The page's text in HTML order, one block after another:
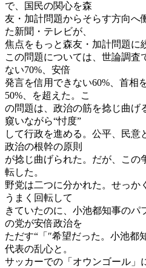
で、国民の関心を森
友・加計問題からそらす方向へ
た新聞・テレビが、
焦点をもっと森友・加計問題に
この問題については、世論調査
ない70%、安倍
発言を信用できない60%、首相
50%、を超えた。こ
の問題は、政治の筋を捻じ曲げ
窺いながら“忖度”
して行政を進める。公平、民意
政治の根幹の原則
が捻じ曲げられた。だが、この
転した。
野党は二つに分かれた。せっか
うまく回転して
きていたのに、小池都知事のパ
の党が安倍政治を
ただす“「″希望だった。小池都
代表の乱心と。
サッカーでの「オウンゴール」